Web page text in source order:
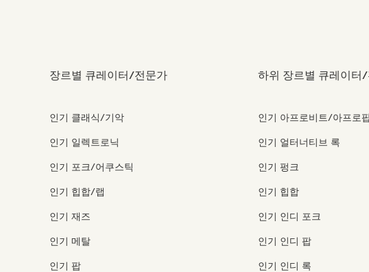
장르별 큐레이터/전문가
인기 클래식/기악
인기 일렉트로닉
인기 포크/어쿠스틱
인기 힙합/랩
인기 재즈
인기 메탈
인기 팝
하위 장르별 큐레이터
인기 아프로비트/아프로
인기 얼터너티브 록
인기 펑크
인기 힙합
인기 인디 포크
인기 인디 팝
인기 인디 록